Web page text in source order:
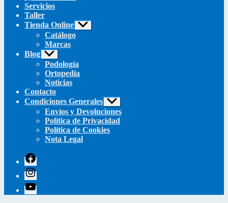
Servicios
Taller
Tienda Online Mostrar
el
Catálogo
Marcas
Blog Mostrar
el
submenú
Podología
Ortopedia
Noticias
Contacto
Condiciones Generales Mostrar
el
submenú
Envíos y Devoluciones
Política de Privacidad
Política de Cookies
Nota Legal
facebook
instagram
youtube